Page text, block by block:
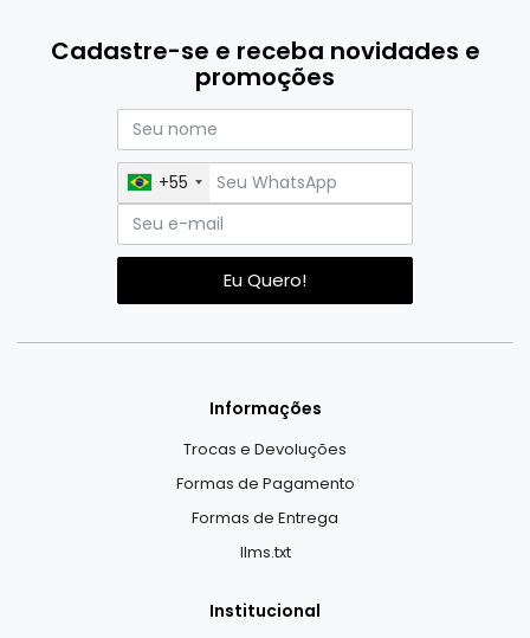
Cadastre-se e receba novidades e
promoções
+55
Eu Quero!
Informações
Trocas e Devoluções
Formas de Pagamento
Formas de Entrega
llms.txt
Institucional